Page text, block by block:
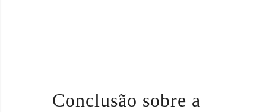
Conclusão sobre a